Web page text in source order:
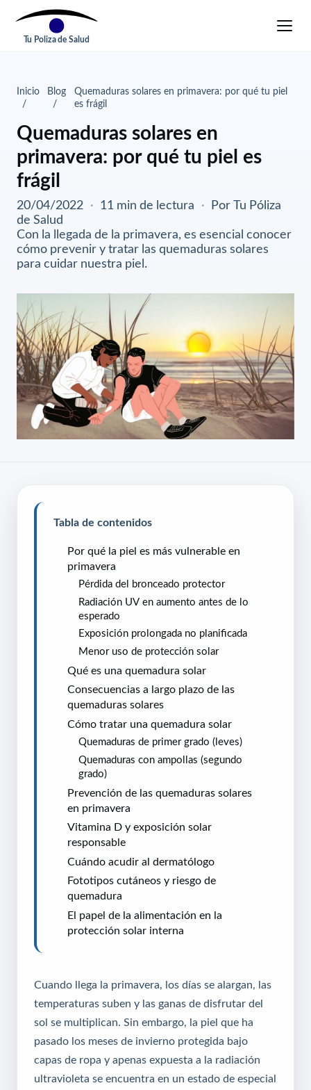
Tu Poliza de Salud
Inicio Blog
Quemaduras solares en primavera: por qué tu piel
es frágil
Quemaduras solares en
primavera: por qué tu piel es
frágil
20/04/2022 · 11 min de lectura ·
Por Tu Póliza
de Salud
Con la llegada de la primavera, es esencial conocer
cómo prevenir y tratar las quemaduras solares
para cuidar nuestra piel.
Tabla de contenidos
Por qué la piel es más vulnerable en
primavera
Pérdida del bronceado protector
Radiación UV en aumento antes de lo
esperado
Exposición prolongada no planificada
Menor uso de protección solar
Qué es una quemadura solar
Consecuencias a largo plazo de las
quemaduras solares
Cómo tratar una quemadura solar
Quemaduras de primer grado (leves)
Quemaduras con ampollas (segundo
grado)
Prevención de las quemaduras solares
en primavera
Vitamina D y exposición solar
responsable
Cuándo acudir al dermatólogo
Fototipos cutáneos y riesgo de
quemadura
El papel de la alimentación en la
protección solar interna
Cuando llega la primavera, los días se alargan, las
temperaturas suben y las ganas de disfrutar del
sol se multiplican. Sin embargo, la piel que ha
pasado los meses de invierno protegida bajo
capas de ropa y apenas expuesta a la radiación
ultravioleta se encuentra en un estado de especial